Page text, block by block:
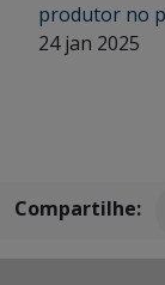
produtor no
24 jan 2025
Compartilhe: